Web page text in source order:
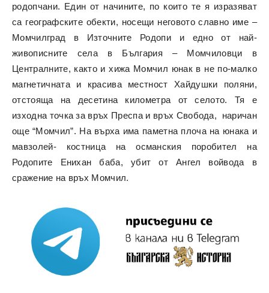
родопчани. Един от начините, по които те я изразяват
са географските обекти, носещи неговото славно име –
Момчилград в Източните Родопи и едно от най-
живописните села в България – Момчиловци в
Централните, както и хижа Момчил юнак в не по-малко
магнетичната и красива местност Хайдушки поляни,
отстояща на десетина километра от селото. Тя е
изходна точка за връх Преспа и връх Свобода, наричан
още “Момчил”. На върха има паметна плоча на юнака и
мавзолей- костница на османския поробител на
Родопите Енихан баба, убит от Ангел войвода
в
сражение на връх Момчил.